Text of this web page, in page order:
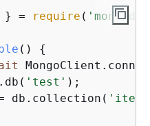
} = require ( 'mongodb'
( ) {
'test' );
db.collection(